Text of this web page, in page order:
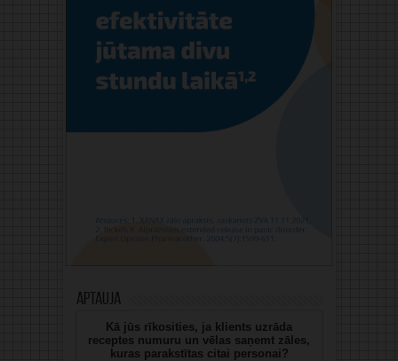
Aptauja
Kā jūs rīkosities, ja klients uzrāda
receptes numuru un vēlas saņemt zāles,
kuras parakstītas citai personai?